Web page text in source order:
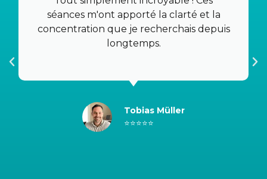
le tout pour un prix très compétitif de 37 euros.
séances m'ont apporté la clarté et la
concentration que je recherchais depuis
longtemps.
Tobias Müller
⭐⭐⭐⭐⭐